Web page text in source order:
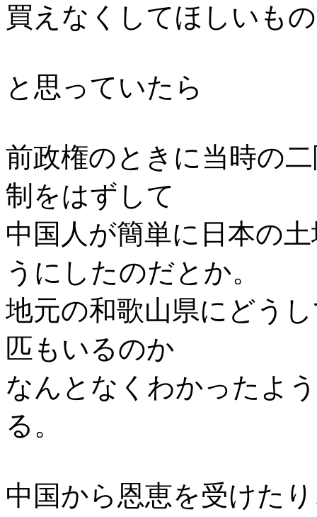
買えなくしてほしいも
と思っていたら
前政権のときに当時の
制をはずして
中国人が簡単に日本の
うにしたのだとか。
地元の和歌山県にどう
匹もいるのか
なんとなくわかったよ
る。
中国から恩恵を受けた